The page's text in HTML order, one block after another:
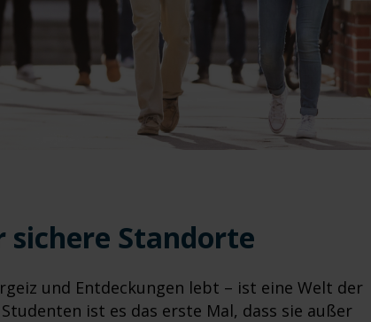
Standorte
und Entdeckungen lebt – ist eine Welt der
ist es das erste Mal, dass sie außer